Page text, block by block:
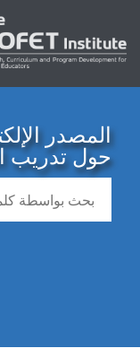
المصدر
حول تدريب